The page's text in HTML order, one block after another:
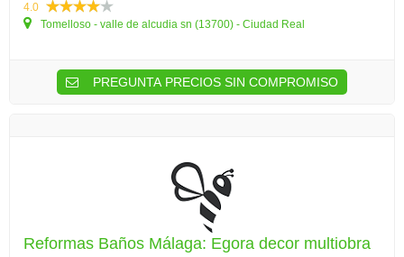
4.0
Tomelloso - valle de alcudia sn (13700) - Ciudad Real
PREGUNTA PRECIOS SIN COMPROMISO
Reformas Baños Málaga: Egora decor multiobra